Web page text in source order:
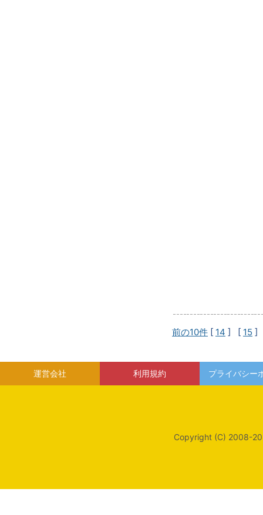
前の10件 [ 14 ] [ 15 ]
運営会社 利用規約 プライバシー
Copyright (C) 2008-